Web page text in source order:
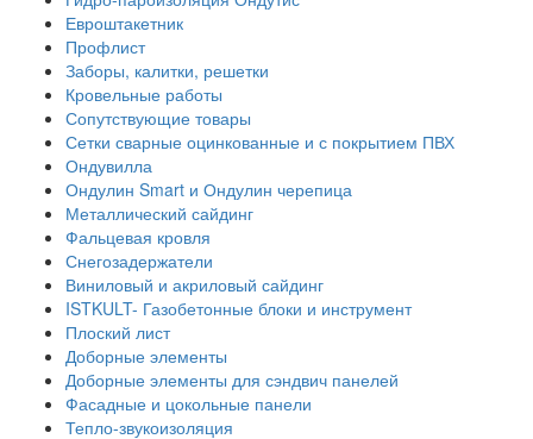
Евроштакетник
Профлист
Заборы, калитки, решетки
Кровельные работы
Сопутствующие товары
Сетки сварные оцинкованные и с покрытием ПВХ
Ондувилла
Ондулин Smart и Ондулин черепица
Металлический сайдинг
Фальцевая кровля
Снегозадержатели
Виниловый и акриловый сайдинг
ISTKULT- Газобетонные блоки и инструмент
Плоский лист
Доборные элементы
Доборные элементы для сэндвич панелей
Фасадные и цокольные панели
Тепло-звукоизоляция